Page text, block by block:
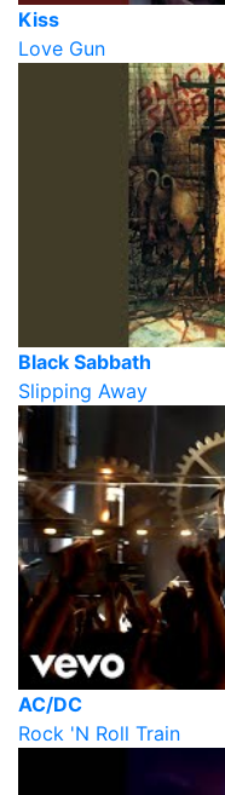
Kiss
Love Gun
Black Sabbath
Slipping Away
AC/DC
Rock 'N Roll Train